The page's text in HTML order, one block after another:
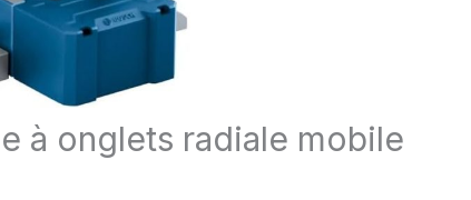
à onglets radiale mobile